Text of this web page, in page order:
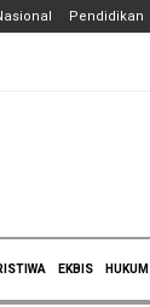
Pendidikan
EKBIS HUKUM